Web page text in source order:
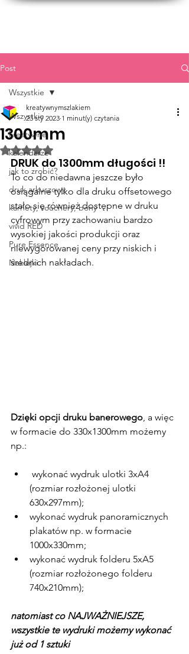
Post
Wszystkie
kreatywne
kalendarze
jak to zrobić?
druk arkuszowy
karnety, vouchery, bony
vivid RED
Pure Essence
Naklejki
Wszystkie
1300mm
kreatywnymszlakiem
23 sty 2023 1 minut(y) czytania
Oceniono na NaN z 5 gwiazdek.
DRUK do 1300mm długości !!
To co do niedawna jeszcze było
osiągalne tylko dla druku offsetowego
stało się również dostępne w druku
cyfrowym przy zachowaniu bardzo
wysokiej jakości produkcji oraz
niewygórowanej ceny przy niskich i
średnich nakładach.
Dzięki opcji druku banerowego , a więc
w formacie do 330x1300mm możemy
np.:
(rozmiar rozłożonej ulotki
630x297mm);
wykonać wydruk panoramicznych
plakatów np. w formacie
1000x330mm;
wykonać wydruk folderu 5xA5
(rozmiar rozłożonego folderu
740x210mm);
natomiast co NAJWAŻNIEJSZE,
wszystkie te wydruki możemy wykonać
już od 1 sztuki